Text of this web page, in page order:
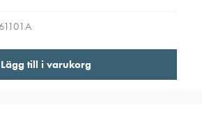
Lägg till i varukorg